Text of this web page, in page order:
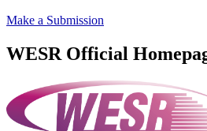
Make a Submission
WESR Official